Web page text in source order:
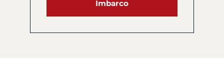
Imbarco